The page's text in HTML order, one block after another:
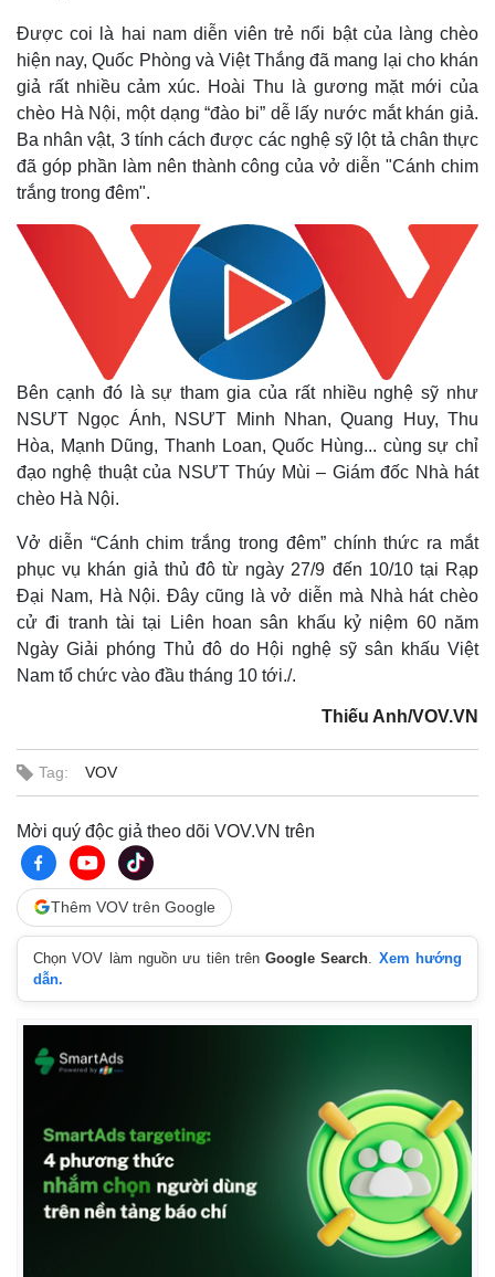
Kinh tế
Thị trường
Tiêu dùng
Tỷ giá
Giá cà phê
Được coi là hai nam diễn viên trẻ nổi bật của làng chèo
hiện nay, Quốc Phòng và Việt Thắng đã mang lại cho khán
giả rất nhiều cảm xúc. Hoài Thu là gương mặt mới của
chèo Hà Nội, một dạng “đào bi” dễ lấy nước mắt khán giả.
Ba nhân vật, 3 tính cách được các nghệ sỹ lột tả chân thực
đã góp phần làm nên thành công của vở diễn "Cánh chim
trắng trong đêm".
Bên cạnh đó là sự tham gia của rất nhiều nghệ sỹ như
NSƯT Ngọc Ánh, NSƯT Minh Nhan, Quang Huy, Thu
Hòa, Mạnh Dũng, Thanh Loan, Quốc Hùng... cùng sự chỉ
đạo nghệ thuật của NSƯT Thúy Mùi – Giám đốc Nhà hát
chèo Hà Nội.
Vở diễn “Cánh chim trắng trong đêm” chính thức ra mắt
phục vụ khán giả thủ đô từ ngày 27/9 đến 10/10 tại Rạp
Đại Nam, Hà Nội. Đây cũng là vở diễn mà Nhà hát chèo
cử đi tranh tài tại Liên hoan sân khấu kỷ niệm 60 năm
Ngày Giải phóng Thủ đô do Hội nghệ sỹ sân khấu Việt
Nam tổ chức vào đầu tháng 10 tới./.
Thiếu Anh/VOV.VN
Tag: VOV
Mời quý độc giả theo dõi VOV.VN trên
Thêm VOV trên Google
Chọn VOV làm nguồn ưu tiên trênGoogle Search
Xem hướng
dẫn.